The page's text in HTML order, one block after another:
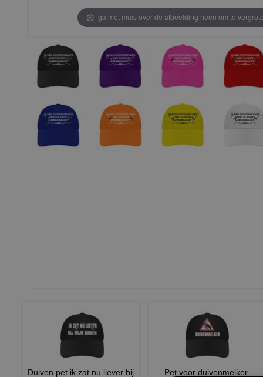
ga met muis over de afbeelding heen om te
Duiven pet ik zat nu liever bij
Pet voor duivenmelker